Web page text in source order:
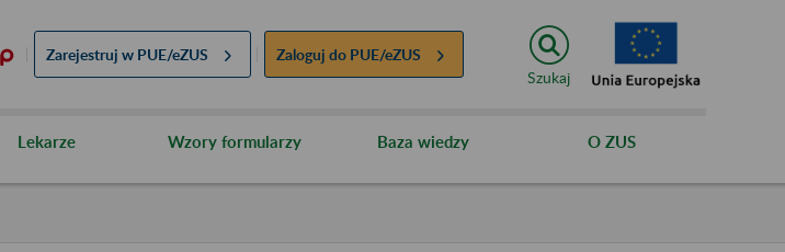
Zarejestruj w PUE/eZUS Zaloguj do PUE/eZUS
Szukaj
Lekarze Wzory formularzy Baza wiedzy O ZUS